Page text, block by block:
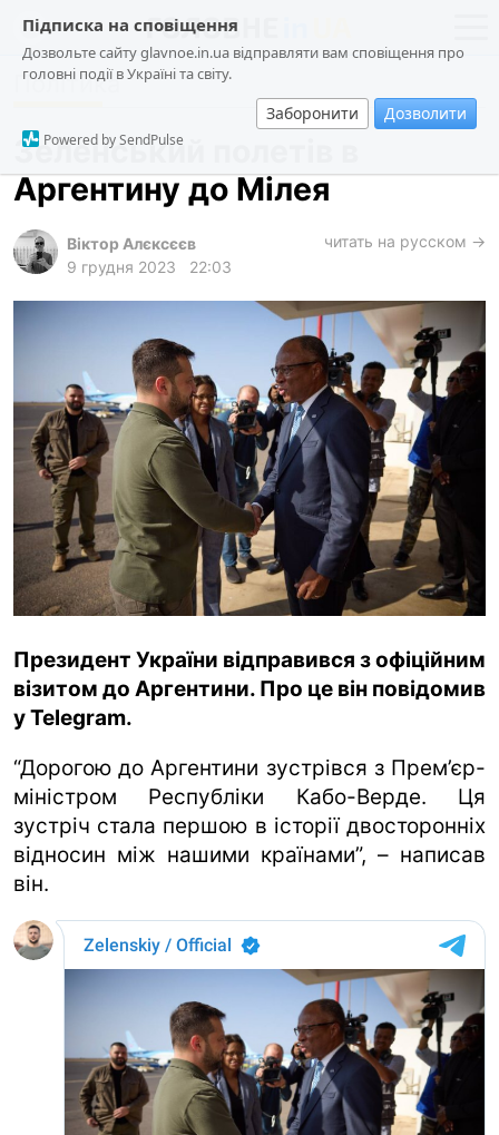
Підписка на сповіщення
Дозвольте сайту glavnoe.in.ua відправляти вам сповіщення про
головні події в Україні та світу.
Заборонити Дозволити
Powered by SendPulse
новини
про проєкт
суспільство
події
кримінал
спорт
лонгріди
харків
архів
gambling
ua ru en
Політика
Зеленський полетів в
Аргентину до Мілея
Віктор Алєксєєв
9 грудня 2023
22:03
читать на русском →
Президент України відправився з офіційним
візитом до Аргентини. Про це він повідомив
у Telegram.
“Дорогою до Аргентини зустрівся з Прем’єр-
міністром Республіки Кабо-Верде. Ця
зустріч стала першою в історії двосторонніх
відносин між нашими країнами”, – написав
він.